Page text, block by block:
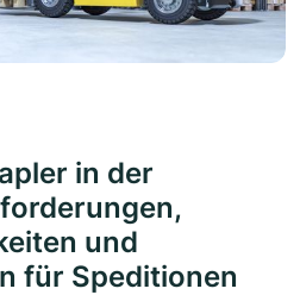
in der
und
für Speditionen